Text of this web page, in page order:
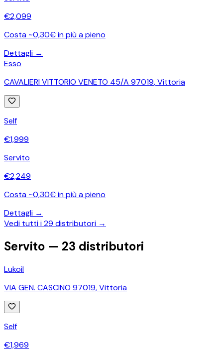
€2,099
Costa ~0,30€ in più a pieno
Dettagli →
Esso
CAVALIERI VITTORIO VENETO 45/A 97019,Vittoria
Self
€1,999
Servito
€2,249
Costa ~0,30€ in più a pieno
Dettagli →
Vedi tutti i29 distributori →
Servito — 23 distributori
Lukoil
VIA GEN. CASCINO 97019,Vittoria
Self
€1,969